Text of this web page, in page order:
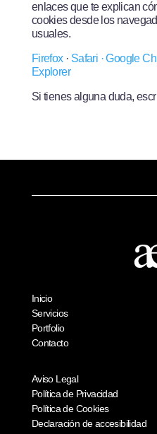
enlaces que te explican
cookies desde los
usuales.
Firefox · Safari · Google
Explorer
Si tienes alguna duda,
Inicio
Servicios
Portfolio
Contacto
Aviso Legal
Política de Privacidad
Política de Cookies
Declaración de accesibilidad